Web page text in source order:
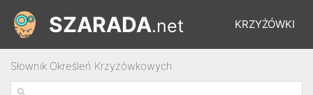
KRZYŻÓWKI
SZARADA.net
Słownik Określeń Krzyżówkowych